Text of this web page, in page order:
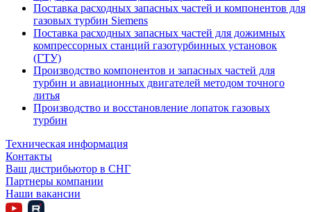
Поставка расходных запасных частей и компонентов для
газовых турбин Siemens
Поставка расходных запасных частей для дожимных
компрессорных станций газотурбинных установок
(ГТУ)
Производство компонентов и запасных частей для
турбин и авиационных двигателей методом точного
литья
Производство и восстановление лопаток газовых
турбин
Техническая информация
Контакты
Ваш дистрибьютор в СНГ
Партнеры компании
Наши вакансии